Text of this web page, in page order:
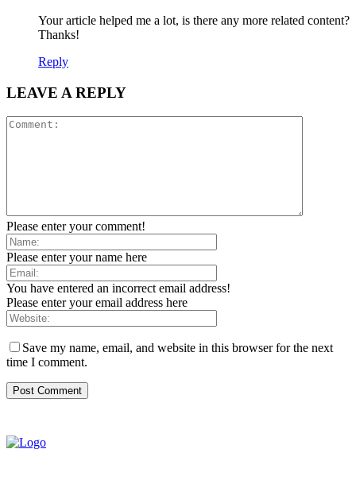
Your article helped me a lot, is there any more related content?
Thanks!
Reply
LEAVE A REPLY
Please enter your comment!
Please enter your name here
You have entered an incorrect email address!
Please enter your email address here
Save my name, email, and website in this browser for the next
time I comment.